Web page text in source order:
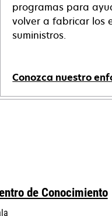
programas para
volver a fabricar los
suministros.
Conozca nuestro
de Conocimiento